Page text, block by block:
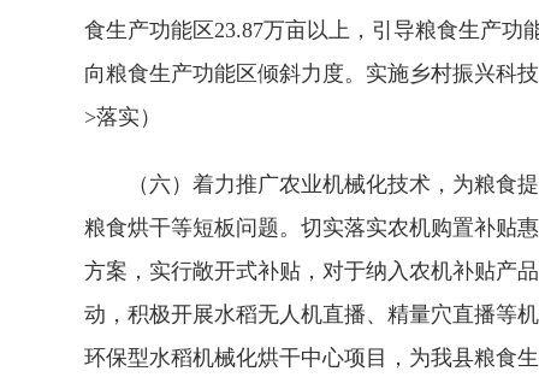
食生产功能区23.87万亩以上，引导粮食生产
向粮食生产功能区倾斜力度。实施乡村振兴科
>落实）
（六）着力推广农业机械化技术，为粮食提
粮食烘干等短板问题。切实落实农机购置补贴
方案，实行敞开式补贴，对于纳入农机补贴产
动，积极开展水稻无人机直播、精量穴直播等
环保型水稻机械化烘干中心项目，为我县粮食